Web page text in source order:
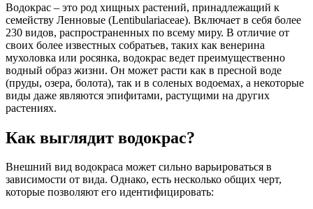
Водокрас – это род хищных растений, принадлежащий к
семейству Ленновые (Lentibulariaceae). Включает в себя более
230 видов, распространенных по всему миру. В отличие от
своих более известных собратьев, таких как венерина
мухоловка или росянка, водокрас ведет преимущественно
водный образ жизни. Он может расти как в пресной воде
(пруды, озера, болота), так и в соленых водоемах, а некоторые
виды даже являются эпифитами, растущими на других
растениях.
Как выглядит водокрас?
Внешний вид водокраса может сильно варьироваться в
зависимости от вида. Однако, есть несколько общих черт,
которые позволяют его идентифицировать: